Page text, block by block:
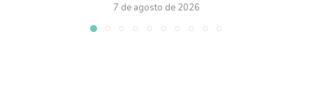
7 de agosto de 2026